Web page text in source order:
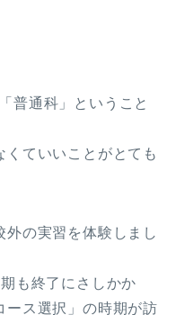
普通科」ということ
ていいことがとても
の実習を体験しまし
も終了にさしかか
ース選択」の時期が訪